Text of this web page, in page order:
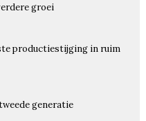
groei
productiestijging in ruim
generatie